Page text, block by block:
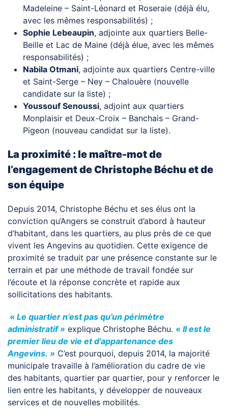
Madeleine – Saint-Léonard et Roseraie (déjà élu,
avec les mêmes responsabilités) ;
Sophie Lebeaupin, adjointe aux quartiers Belle-
Beille et Lac de Maine (déjà élue, avec les mêmes
responsabilités) ;
Nabila Otmani, adjointe aux quartiers Centre-ville
et Saint-Serge – Ney – Chalouère (nouvelle
candidate sur la liste) ;
Youssouf Senoussi, adjoint aux quartiers
Monplaisir et Deux-Croix – Banchais – Grand-
Pigeon (nouveau candidat sur la liste).
La proximité : le maître-mot de
l’engagement de Christophe Béchu et de
son équipe
Depuis 2014, Christophe Béchu et ses élus ont la
conviction qu’Angers se construit d’abord à hauteur
d’habitant, dans les quartiers, au plus près de ce que
vivent les Angevins au quotidien. Cette exigence de
proximité se traduit par une présence constante sur le
terrain et par une méthode de travail fondée sur
l’écoute et la réponse concrète et rapide aux
sollicitations des habitants.
« Le quartier n’est pas qu’un périmètre
administratif » explique Christophe Béchu. « Il est le
premier lieu de vie et d’appartenance des
Angevins. » C’est pourquoi, depuis 2014, la majorité
municipale travaille à l’amélioration du cadre de vie
des habitants, quartier par quartier, pour y renforcer le
lien entre les habitants, y développer de nouveaux
services et de nouvelles mobilités.